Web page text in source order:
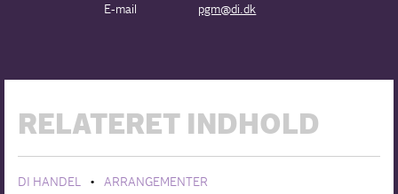
E-mail
pgm@di.dk
RELATERET INDHOLD
DI HANDEL • ARRANGEMENTER